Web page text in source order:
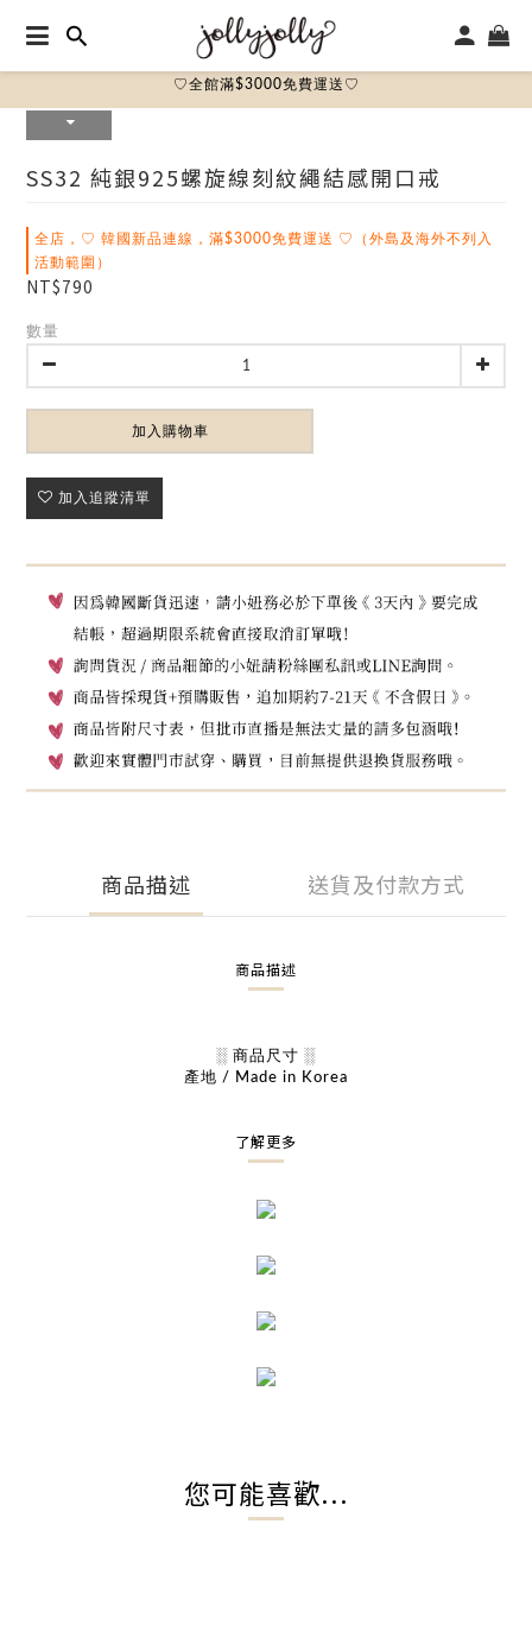
♡全館滿$3000免費運送♡
SS32 純銀925螺旋線刻紋繩結感開口戒
全店，♡ 韓國新品連線，滿$3000免費運送 ♡（外島及海外不列入
活動範圍）
NT$790
數量
加入購物車
加入追蹤清單
商品描述 送貨及付款方式
商品描述
░ 商品尺寸 ░
產地 / Made in Korea
了解更多
您可能喜歡...